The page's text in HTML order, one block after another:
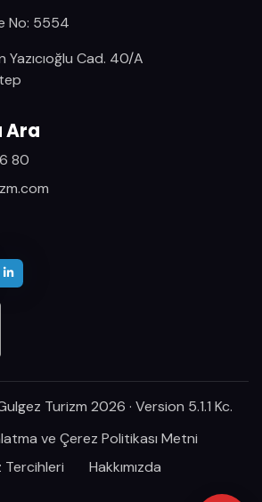
No: 5554
Yazıcıoğlu Cad. 40/A
Ara
80
Turizm 2026 · Version 5.1.1 Kc.
ve Çerez Politikası Metni
Tercihleri
Hakkımızda